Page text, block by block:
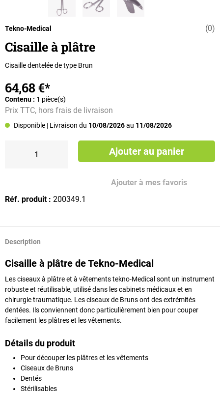
Note (0)
Tekno-Medical
Cisaille à plâtre
Cisaille dentelée de type Brun
64,68 €*
Contenu : 1 pièce(s)
Prix TTC, hors frais de livraison
Disponible | Livraison du 10/08/2026au 11/08/2026
Ajouter au panier
Ajouter à mes favoris
Réf. produit : 200349.1
Description
Cisaille à plâtre de Tekno-Medical
Les ciseaux à plâtre et à vêtements tekno-Medical sont un instrument
robuste et réutilisable, utilisé dans les cabinets médicaux et en
chirurgie traumatique. Les ciseaux de Bruns ont des extrémités
dentées. Ils conviennent donc particulièrement bien pour couper
facilement les plâtres et les vêtements.
Détails du produit
Pour découper les plâtres et les vêtements
Ciseaux de Bruns
Dentés
Stérilisables